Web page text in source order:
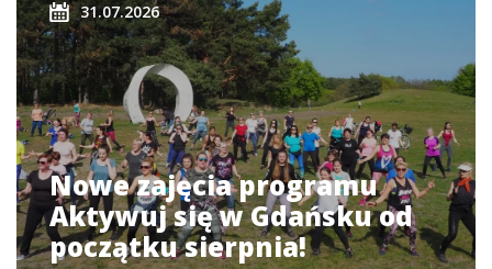
31.07.2026
Nowe zajęcia programu
Aktywuj się w Gdańsku od
początku sierpnia!